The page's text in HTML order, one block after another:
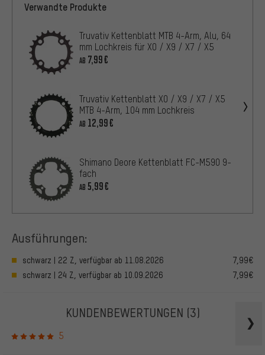
Verwandte Produkte
Truvativ Kettenblatt MTB 4-Arm, Alu, 64
mm Lochkreis für X0 / X9 / X7 / X5
AB 7,99€
Truvativ Kettenblatt X0 / X9 / X7 / X5
MTB 4-Arm, 104 mm Lochkreis
AB 12,99€
Shimano Deore Kettenblatt FC-M590 9-
fach
AB 5,99€
Ausführungen:
schwarz | 22 Z, verfügbar ab 11.08.2026
7,99€
schwarz | 24 Z, verfügbar ab 10.09.2026
7,99€
KUNDENBEWERTUNGEN (3)
5